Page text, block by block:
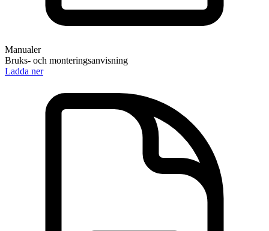
Manualer
Bruks- och monteringsanvisning
Ladda ner